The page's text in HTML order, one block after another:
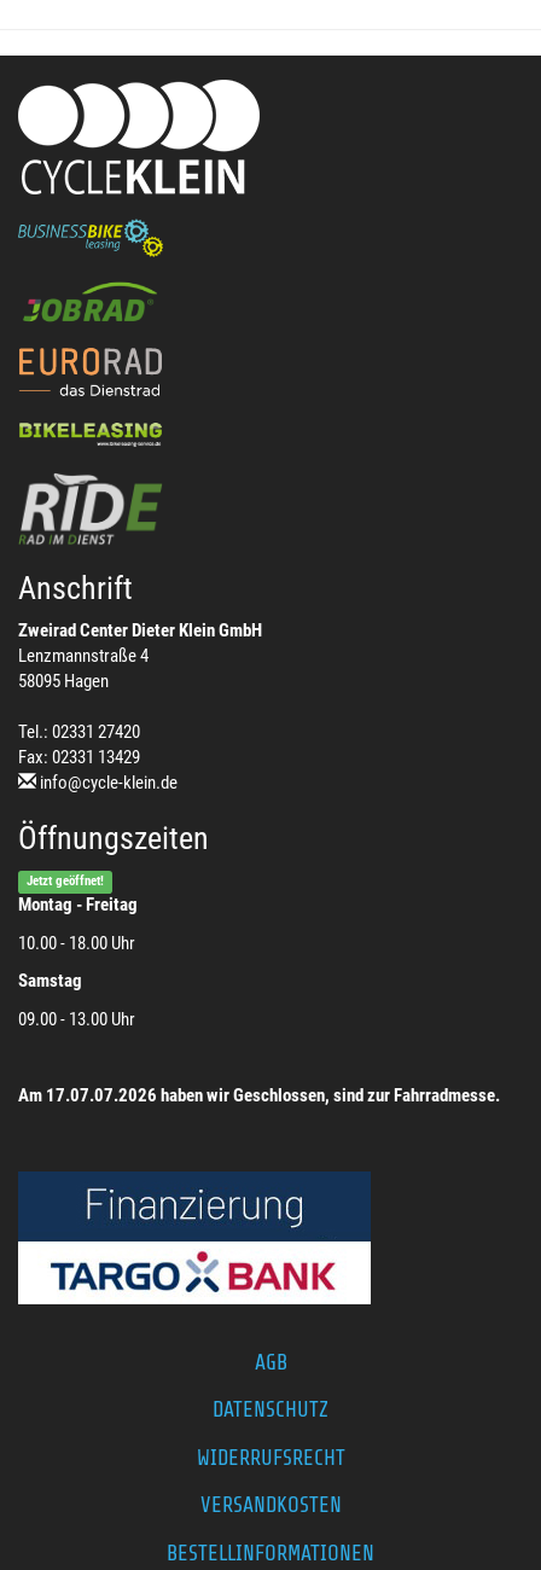
Anschrift
Zweirad Center Dieter Klein GmbH
Lenzmannstraße 4
58095 Hagen
Tel.: 02331 27420
Fax: 02331 13429
info@cycle-klein.de
Öffnungszeiten
Jetzt geöffnet!
Montag - Freitag
10.00 - 18.00 Uhr
Samstag
09.00 - 13.00 Uhr
Am 17.07.07.2026 haben wir Geschlossen, sind zur Fahrradmesse.
AGB
DATENSCHUTZ
WIDERRUFSRECHT
VERSANDKOSTEN
BESTELLINFORMATIONEN